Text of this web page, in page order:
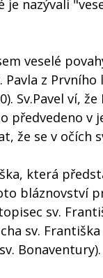
je nazývali
veselé
Pavla z
Sv.Pavel ví,
předvedeno v
že se v očích
která
bláznovství
sv.
sv.